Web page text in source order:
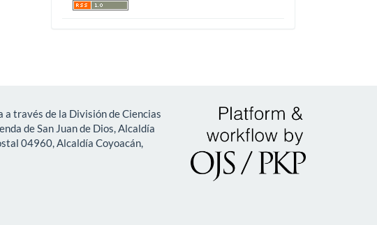
través de la División de Ciencias
de San Juan de Dios, Alcaldía
04960, Alcaldía Coyoacán,